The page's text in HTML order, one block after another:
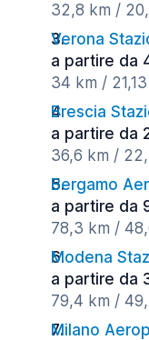
32,8 km /
Verona
a partire da
34 km /
Brescia
a partire da
36,6 km /
Bergamo
a partire da
78,3 km /
Modena
a partire da
79,4 km /
Milano